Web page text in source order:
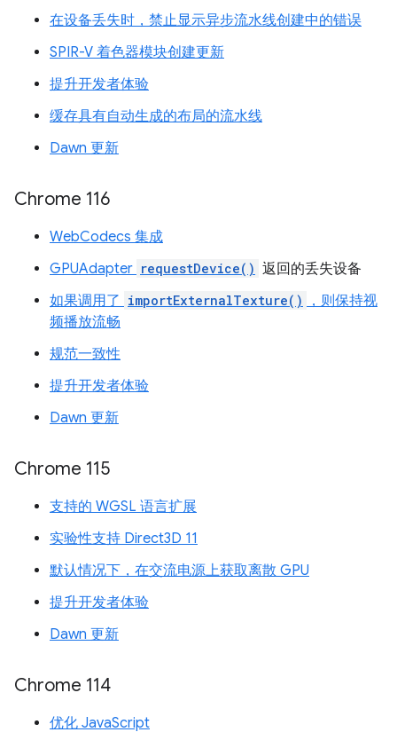
在设备丢失时，禁止显示异步流水线创建中的错误
SPIR-V 着色器模块创建更新
提升开发者体验
缓存具有自动生成的布局的流水线
Dawn 更新
Chrome 116
WebCodecs 集成
GPUAdapter requestDevice() 返回的丢失设备
如果调用了 importExternalTexture()
，则保持视
频播放流畅
规范一致性
提升开发者体验
Dawn 更新
Chrome 115
支持的 WGSL 语言扩展
实验性支持 Direct3D 11
默认情况下，在交流电源上获取离散 GPU
提升开发者体验
Dawn 更新
Chrome 114
优化 JavaScript